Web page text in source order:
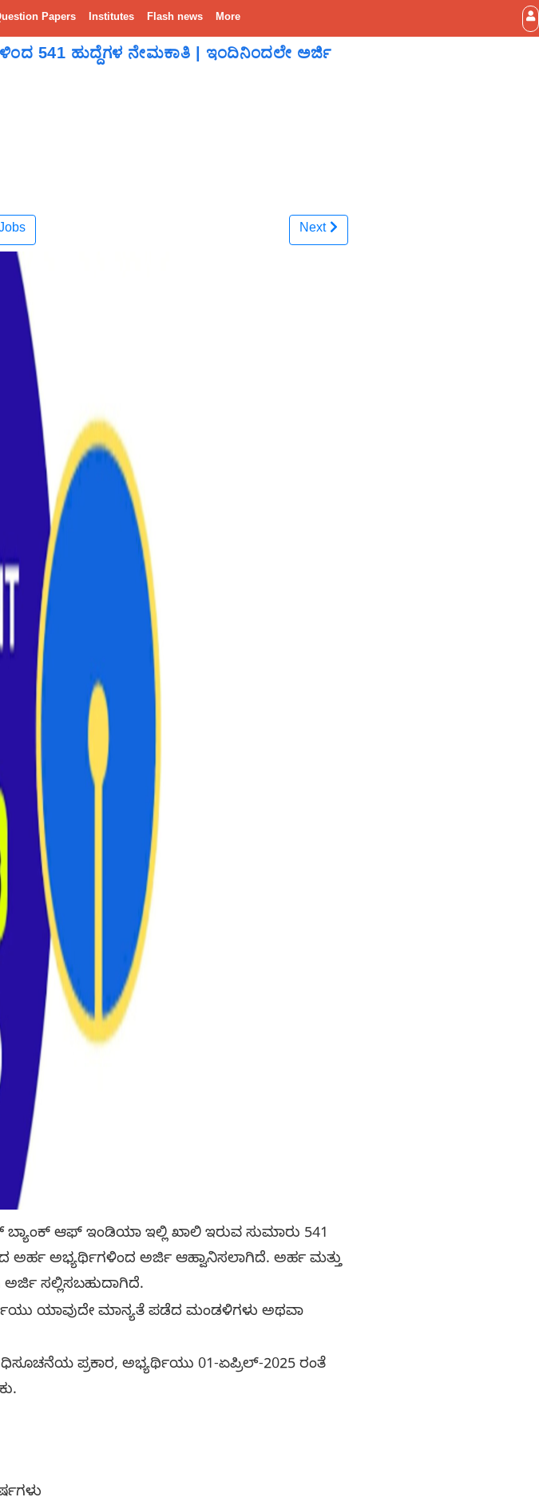
Papers Institutes Flash news More
541 ಹುದ್ದೆಗಳ ನೇಮಕಾತಿ | ಇಂದಿನಿಂದಲೇ ಅರ್ಜಿ
Next
ಬ್ಯಾಂಕ್‌ ಆಫ್‌ ಇಂಡಿಯಾ ಇಲ್ಲಿ ಖಾಲಿ ಇರುವ ಸುಮಾರು 541
ಅರ್ಹ ಅಭ್ಯರ್ಥಿಗಳಿಂದ ಅರ್ಜಿ ಆಹ್ವಾನಿಸಲಾಗಿದೆ. ಅರ್ಹ ಮತ್ತು
ಸಲ್ಲಿಸಬಹುದಾಗಿದೆ.
ಯಾವುದೇ ಮಾನ್ಯತೆ ಪಡೆದ ಮಂಡಳಿಗಳು ಅಥವಾ
ಪ್ರಕಾರ, ಅಭ್ಯರ್ಥಿಯು 01-ಏಪ್ರಿಲ್-2025 ರಂತೆ